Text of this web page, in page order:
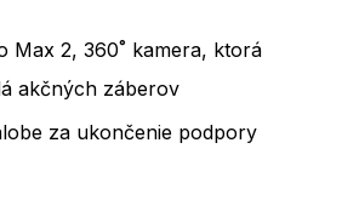
Max 2, 360˚ kamera, ktorá
akčných záberov
za ukončenie podpory